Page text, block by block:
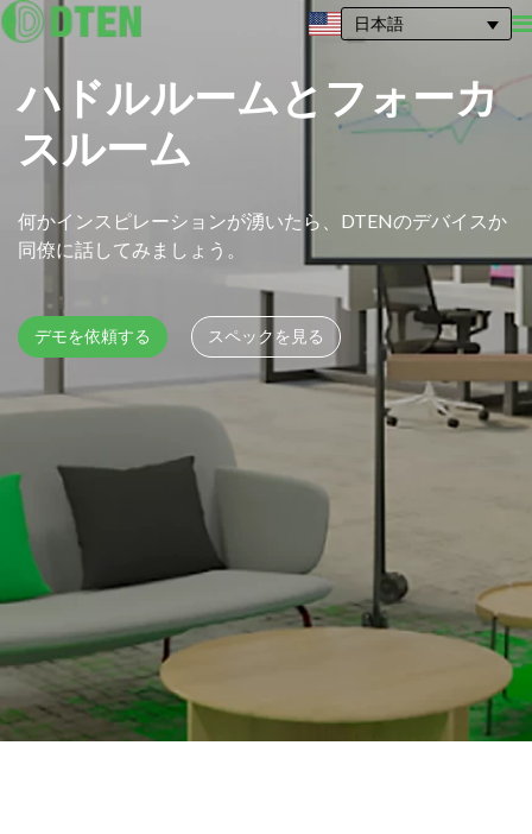
日本語
ハドルルームとフォーカ
スルーム
何かインスピレーションが湧いたら、DTENのデバイスか
同僚に話してみましょう。
デモを依頼する スペックを見る